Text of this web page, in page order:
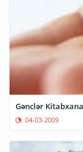
Gənclər
04-03-2009